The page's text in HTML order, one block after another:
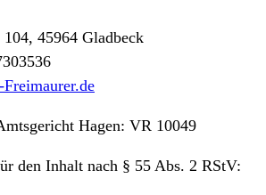
104, 45964 Gladbeck
Hagen: VR 10049
den Inhalt nach § 55 Abs. 2 RStV: